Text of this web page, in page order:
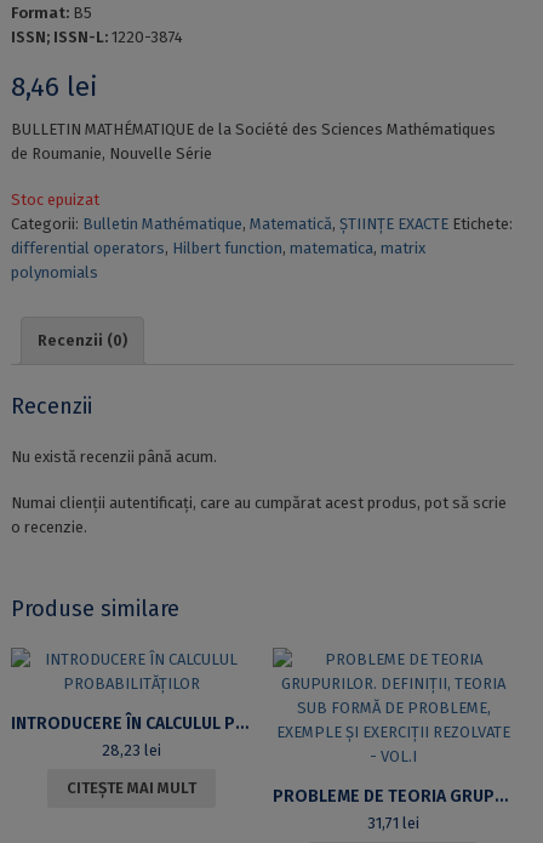
Format: B5
ISSN; ISSN-L: 1220-3874
8,46 lei
BULLETIN MATHÉMATIQUE de la Société des Sciences Mathématiques
de Roumanie, Nouvelle Série
Stoc epuizat
Categorii: Bulletin Mathématique, Matematică, ȘTIINȚE EXACTE Etichete:
differential operators, Hilbert function, matematica, matrix
polynomials
Recenzii (0)
Recenzii
Nu există recenzii până acum.
Numai clienții autentificați, care au cumpărat acest produs, pot să scrie
o recenzie.
Produse similare
INTRODUCERE ÎN CALCULUL PROBABILITĂȚILOR
28,23 lei
CITEȘTE MAI MULT PROBLEME DE TEORIA GRUPURILOR. DEFINIȚII, TEORIA SUB FORMĂ DE PROBLEME, EXEMPLE ȘI EXERCIȚII REZOLVATE – VOL.I
31,71lei